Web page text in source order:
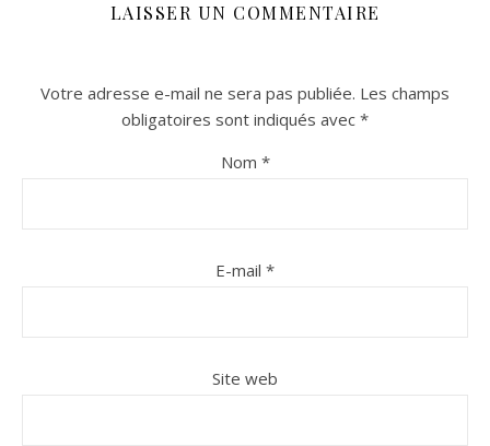
LAISSER UN COMMENTAIRE
Votre adresse e-mail ne sera pas publiée. Les champs
obligatoires sont indiqués avec *
Nom *
E-mail *
Site web